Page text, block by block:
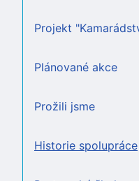
Projekt
Plánované akce
Prožili jsme
Historie spolupráce